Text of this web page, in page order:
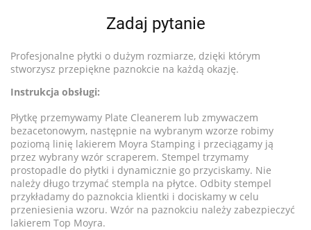
Zadaj pytanie
Profesjonalne płytki o dużym rozmiarze, dzięki którym
stworzysz przepiękne paznokcie na każdą okazję.
Instrukcja obsługi:
Płytkę przemywamy Plate Cleanerem lub zmywaczem
bezacetonowym, następnie na wybranym wzorze robimy
poziomą linię lakierem Moyra Stamping i przeciągamy ją
przez wybrany wzór scraperem. Stempel trzymamy
prostopadle do płytki i dynamicznie go przyciskamy. Nie
należy długo trzymać stempla na płytce. Odbity stempel
przykładamy do paznokcia klientki i dociskamy w celu
przeniesienia wzoru. Wzór na paznokciu należy zabezpieczyć
lakierem Top Moyra.